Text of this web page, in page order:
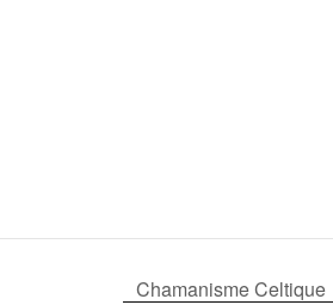
Chamanisme Celtique